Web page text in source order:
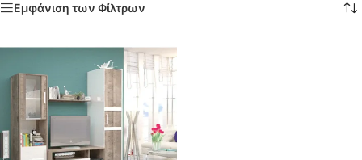
Εμφάνιση των Φίλτρων